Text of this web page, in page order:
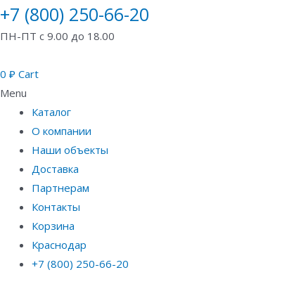
+7 (800) 250-66-20
ПН-ПТ с 9.00 до 18.00
0 ₽ Cart
Menu
Каталог
О компании
Наши объекты
Доставка
Партнерам
Контакты
Корзина
Краснодар
+7 (800) 250-66-20